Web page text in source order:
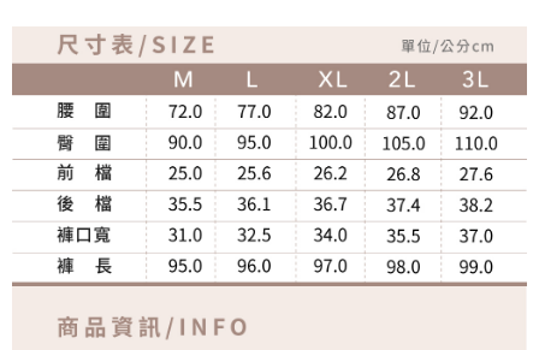
免運費
免運費